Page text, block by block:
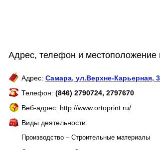
Адрес, телефон и
Адрес: Самара, ул.Верхне-Карьерная,
Телефон: (846) 2790724, 2797670
Веб-адрес: http://www.ortoprint.ru/
Виды деятельности:
Производство – Строительные материалы